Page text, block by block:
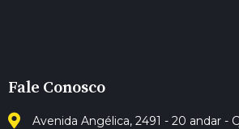
Fale Conosco
Avenida Angélica, 2491 - 20 andar -